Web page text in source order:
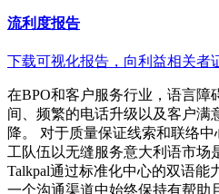
流利度报告
下载可视化报告，向利益相关者
在BPO和客户服务行业，语言障
间、频繁的电话升级以及客户满
降。 对于质量保证线索和联络
工队伍以无缝服务意大利语市场
Talkpal通过标准化中心的双语能
一个沟通渠道中始终保持有帮助